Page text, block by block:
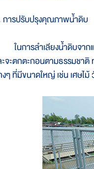
การปรับปรุงคุณภาพน้ำดิบ
การลำเลียงน้ำดิบจากแห
จะตกตะกอนตามธรรมชา
ๆ ที่มีขนาดใหญ่ เช่น เศษไ